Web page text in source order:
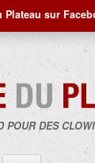
Plateau sur
POUR DES